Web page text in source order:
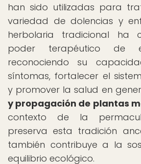
han sido utilizadas para
variedad de dolencias y
herbolaria tradicional ha
poder terapéutico de
reconociendo su
síntomas, fortalecer el
y promover la salud en
y propagación de plantas
contexto de la
preserva esta tradición
también contribuye a la
equilibrio ecológico.